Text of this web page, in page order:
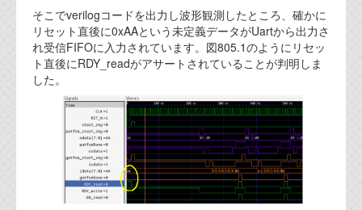
そこでverilogコードを出力し波形観測したところ、確かに
リセット直後に0xAAという未定義データがUartから出力さ
れ受信FIFOに入力されています。図805.1のようにリセッ
ト直後にRDY_readがアサートされていることが判明しま
した。